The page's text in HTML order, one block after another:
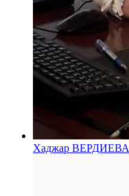
Хаджар ВЕРДИЕВА